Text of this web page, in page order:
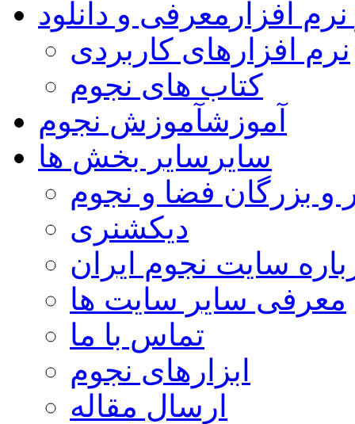
افزار معرفی و دانلود
نرم افزارهای کاربردی
کتاب های نجوم
آموزشآموزش نجوم
سایر سایر بخش ها
و بزرگان فضا و نجوم
دیکشنری
سایت نجوم ایران
معرفی سایر سایت ها
تماس با ما
ابزارهای نجوم
ارسال مقاله